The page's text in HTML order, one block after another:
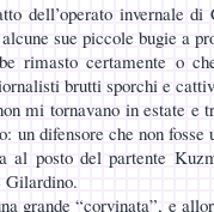
dell’operato invernale
sue piccole bugie a
rimasto certamente o
brutti sporchi e
mi tornavano in estate e
un difensore che non
al posto del partente
Gilardino.
grande “corvinata”, e